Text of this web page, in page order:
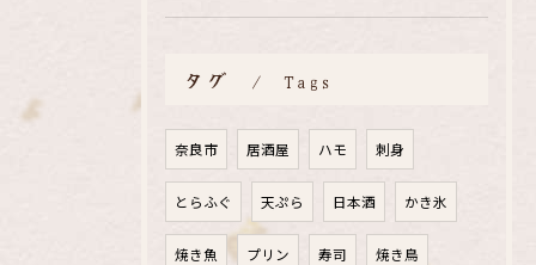
タグ Tags
奈良市 居酒屋 ハモ 刺身
とらふぐ 天ぷら 日本酒 かき氷
焼き魚 プリン 寿司 焼き鳥